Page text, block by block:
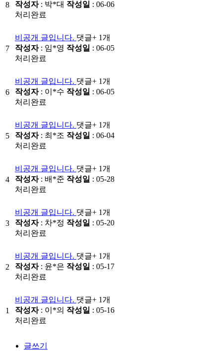
8
작성자: 박*대 작성일 : 06-06
처리완료
7
비공개 글입니다. 댓글+ 1개
작성자: 임*영 작성일 : 06-05
처리완료
6
비공개 글입니다. 댓글+ 1개
작성자: 이*수 작성일 : 06-05
처리완료
5
비공개 글입니다. 댓글+ 1개
작성자: 최*조 작성일 : 06-04
처리완료
4
비공개 글입니다. 댓글+ 1개
작성자: 배*준 작성일 : 05-28
처리완료
3
비공개 글입니다. 댓글+ 1개
작성자: 차*정 작성일 : 05-20
처리완료
2
비공개 글입니다. 댓글+ 1개
작성자: 윤*은 작성일 : 05-17
처리완료
1
비공개 글입니다. 댓글+ 1개
작성자: 이*의 작성일 : 05-16
처리완료
글쓰기